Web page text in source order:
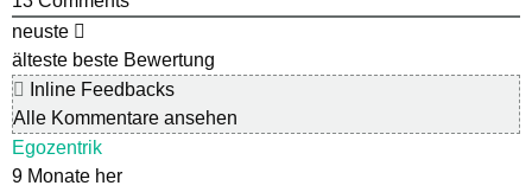
neuste
älteste beste Bewertung
Inline Feedbacks
Alle Kommentare ansehen
Egozentrik
9 Monate her